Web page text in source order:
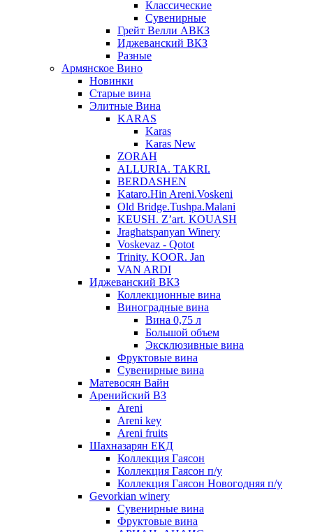
Классические
Сувенирные
Грейт Велли АВКЗ
Иджеванский ВКЗ
Разные
Армянское Вино
Новинки
Старые вина
Элитные Вина
KARAS
Karas
Karas New
ZORAH
ALLURIA. TAKRI.
BERDASHEN
Kataro.Hin Areni.Voskeni
Old Bridge.Tushpa.Malani
KEUSH. Z’art. KOUASH
Jraghatspanyan Winery
Voskevaz - Qotot
Trinity. KOOR. Jan
VAN ARDI
Иджеванский ВКЗ
Коллекционные вина
Виноградные вина
Вина 0,75 л
Большой объем
Эксклюзивные вина
Фруктовые вина
Cувенирные вина
Матевосян Вайн
Аренийский ВЗ
Areni
Areni key
Areni fruits
Шахназарян ЕКД
Коллекция Гаясон
Коллекция Гаясон п/у
Коллекция Гаясон Новогодняя п/у
Gevorkian winery
Сувенирные вина
Фруктовые вина